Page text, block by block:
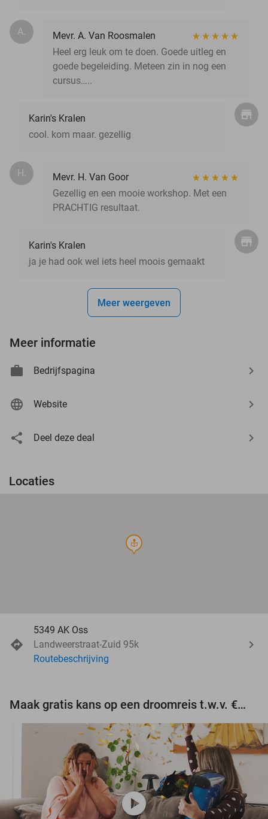
A.
Mevr. A. Van Roosmalen
Heel erg leuk om te doen. Goede uitleg en
goede begeleiding. Meteen zin in nog een
cursus…..
Karin's Kralen
cool. kom maar. gezellig
H.
Mevr. H. Van Goor
Gezellig en een mooie workshop. Met een
PRACHTIG resultaat.
Karin's Kralen
ja je had ook wel iets heel moois gemaakt
Meer weergeven
Meer informatie
Bedrijfspagina
Website
Deel deze deal
Locaties
course
5349 AK Oss
Landweerstraat-Zuid 95k
Routebeschrijving
Maak gratis kans op een droomreis t.w.v. €3.000!
play_circle